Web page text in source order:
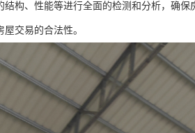
构、性能等进行全面的检测和分析，确
交易的合法性。